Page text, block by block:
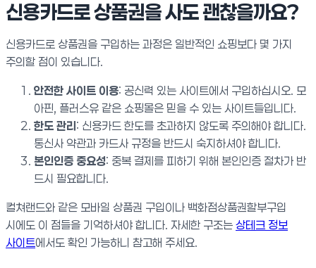
신용카드로 상품권을 사도 괜찮을까요?
신용카드로 상품권을 구입하는 과정은 일반적인 쇼핑보다 몇 가지
주의할 점이 있습니다.
안전한 사이트 이용: 공신력 있는 사이트에서 구입하십시오. 모
아핀, 플러스유 같은 쇼핑몰은 믿을 수 있는 사이트들입니다.
한도 관리: 신용카드 한도를 초과하지 않도록 주의해야 합니다.
통신사 약관과 카드사 규정을 반드시 숙지하셔야 합니다.
본인인증 중요성: 중복 결제를 피하기 위해 본인인증 절차가 반
드시 필요합니다.
컬쳐랜드와 같은 모바일 상품권 구입이나 백화점상품권할부구입
시에도 이 점들을 기억하셔야 합니다. 자세한 구조는 상테크 정보
사이트에서도 확인 가능하니 참고해 주세요.